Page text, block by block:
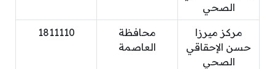
الصحي
مركز ميرزا
حسن الإحقاقي
الصحي
محافظة
العاصمة
1811110